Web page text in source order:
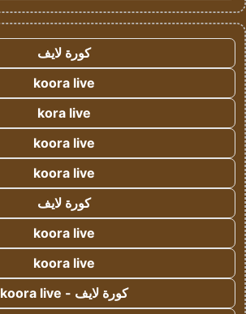
كورة لايف
koora live
kora live
koora live
koora live
كورة لايف
koora live
koora live
كورة لايف - koora live